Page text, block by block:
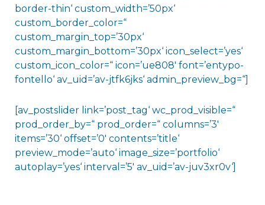
border-thin‘ custom_width=’50px‘
custom_border_color=“
custom_margin_top=’30px‘
custom_margin_bottom=’30px‘ icon_select=’yes‘
custom_icon_color=“ icon=’ue808′ font=’entypo-
fontello‘ av_uid=’av-jtfk6jks‘ admin_preview_bg=“]
[av_postslider link=’post_tag‘ wc_prod_visible=“
prod_order_by=“ prod_order=“ columns=’3′
items=’30‘ offset=’0′ contents=’title‘
preview_mode=’auto‘ image_size=’portfolio‘
autoplay=’yes‘ interval=’5′ av_uid=’av-juv3xr0v‘]